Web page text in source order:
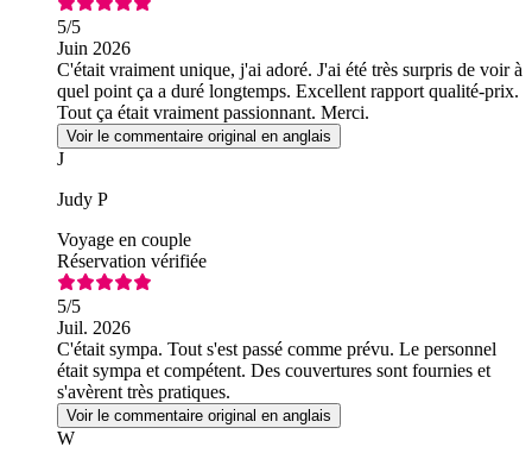
5/5
Juin 2026
C'était vraiment unique, j'ai adoré. J'ai été très surpris de voir à
quel point ça a duré longtemps. Excellent rapport qualité-prix.
Tout ça était vraiment passionnant. Merci.
Voir le commentaire original en anglais
J
Judy P
Voyage en couple
Réservation vérifiée
5/5
Juil. 2026
C'était sympa. Tout s'est passé comme prévu. Le personnel
était sympa et compétent. Des couvertures sont fournies et
s'avèrent très pratiques.
Voir le commentaire original en anglais
W